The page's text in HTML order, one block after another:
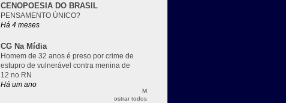
CENOPOESIA DO BRASIL
PENSAMENTO ÚNICO?
Há 4 meses
CG Na Mídia
Homem de 32 anos é preso por crime de
estupro de vulnerável contra menina de
12 no RN
Há um ano
M
ostrar todos